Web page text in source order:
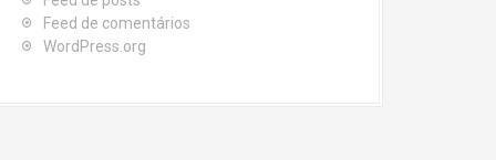
Feed de comentários
WordPress.org